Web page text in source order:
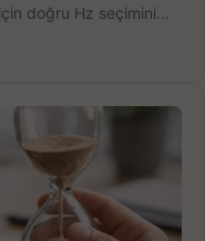
doğru Hz seçimini